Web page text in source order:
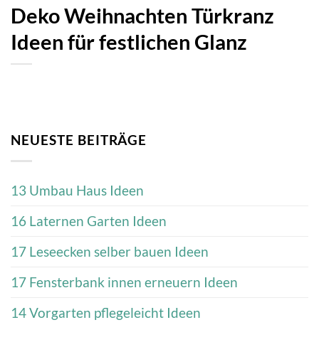
Deko Weihnachten Türkranz
Ideen für festlichen Glanz
NEUESTE BEITRÄGE
13 Umbau Haus Ideen
16 Laternen Garten Ideen
17 Leseecken selber bauen Ideen
17 Fensterbank innen erneuern Ideen
14 Vorgarten pflegeleicht Ideen